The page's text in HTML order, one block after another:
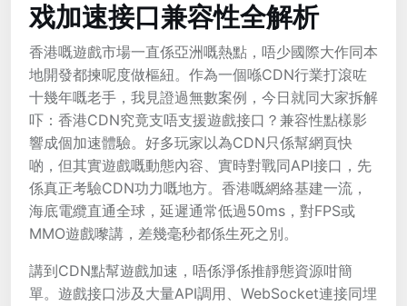
戏加速接口兼容性全解析
香港嘅遊戲市場一直係亞洲嘅熱點，唔少國際大作同本
地開發都揀呢度做樞紐。作為一個喺CDN行業打滾咗
十幾年嘅老手，我見證過無數案例，今日就同大家拆解
吓：香港CDN究竟支唔支援遊戲接口？兼容性點樣影
響成個加速體驗。好多玩家以為CDN只係幫網頁快
啲，但其實遊戲嘅動態內容、實時對戰同API接口，先
係真正考驗CDN功力嘅地方。香港嘅網絡基建一流，
海底電纜直通全球，延遲通常低過50ms，對FPS或
MMO遊戲嚟講，差幾毫秒都係生死之別。
講到CDN點幫遊戲加速，唔係淨係推靜態資源咁簡
單。遊戲接口涉及大量API調用、WebSocket連接同埋